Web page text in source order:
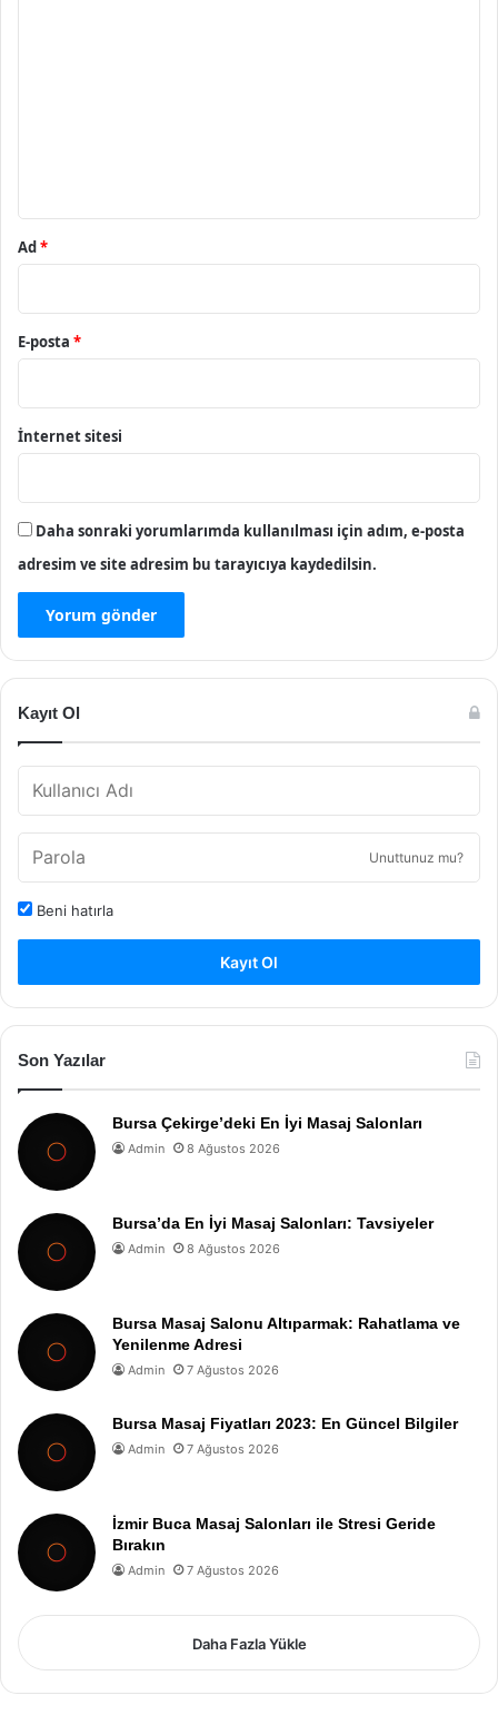
Ad*
E-posta *
İnternet sitesi
Daha sonraki yorumlarımda kullanılması için adım, e-posta
adresim ve site adresim bu tarayıcıya kaydedilsin.
Kayıt Ol
Unuttunuz mu?
Beni hatırla
Kayıt Ol
Son Yazılar
Bursa Çekirge’deki En İyi Masaj Salonları
Admin 8 Ağustos 2026
Bursa’da En İyi Masaj Salonları: Tavsiyeler
Admin 8 Ağustos 2026
Bursa Masaj Salonu Altıparmak: Rahatlama ve
Yenilenme Adresi
Admin 7 Ağustos 2026
Bursa Masaj Fiyatları 2023: En Güncel Bilgiler
Admin 7 Ağustos 2026
İzmir Buca Masaj Salonları ile Stresi Geride
Bırakın
Admin 7 Ağustos 2026
Daha Fazla Yükle